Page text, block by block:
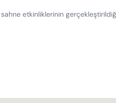
etkinliklerinin